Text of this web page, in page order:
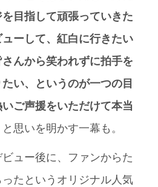
目指して頑張っていきた
ーして、紅白に行きたい
んから笑われずに拍手を
い、というのが一つの目
ご声援をいただけて本当
と思いを明かす一幕も。
ュー後に、ファンからた
たというオリジナル人気